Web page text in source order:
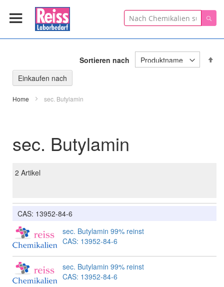
Suche
Home sec. Butylamin
sec. Butylamin
2 Artikel
Sortieren nach
CAS: 13952-84-6
sec. Butylamin 99% reinst
CAS: 13952-84-6
sec. Butylamin 99% reinst
CAS: 13952-84-6
Einkaufen nach